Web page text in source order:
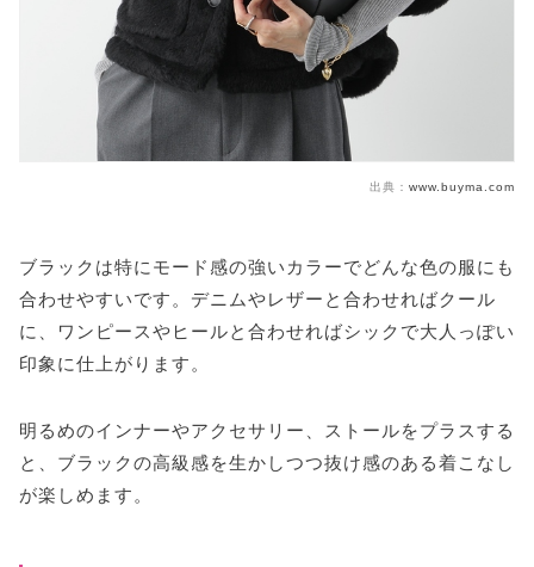
出典： www.buyma.com
ブラックは特にモード感の強いカラーでどんな色の服にも
合わせやすいです。デニムやレザーと合わせればクール
に、ワンピースやヒールと合わせればシックで大人っぽい
印象に仕上がります。
明るめのインナーやアクセサリー、ストールをプラスする
と、ブラックの高級感を生かしつつ抜け感のある着こなし
が楽しめます。